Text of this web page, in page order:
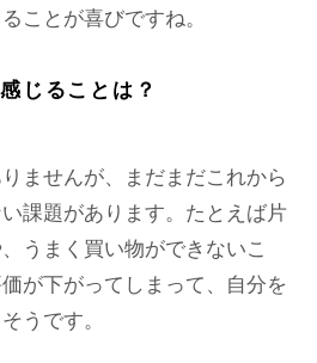
ことが喜びですね。
じることは？
ませんが、まだまだこれから
課題があります。たとえば片
うまく買い物ができないこ
が下がってしまって、自分を
うです。